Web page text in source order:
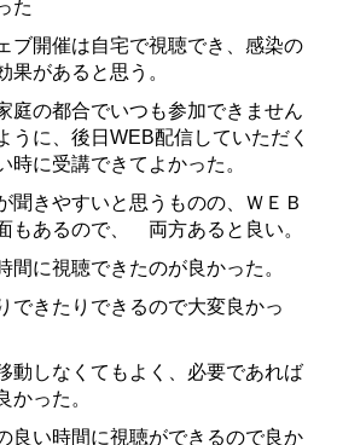
た
ブ開催は自宅で視聴でき、感染の
果があると思う。
庭の都合でいつも参加できません
うに、後日WEB配信していただく
時に受講できてよかった。
聞きやすいと思うものの、ＷＥＢ
もあるので、 両方あると良い。
間に視聴できたのが良かった。
できたりできるので大変良かっ
動しなくてもよく、必要であれば
かった。
良い時間に視聴ができるので良か